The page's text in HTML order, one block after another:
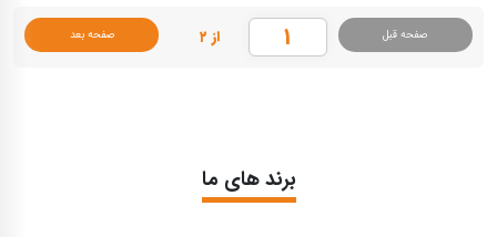
صفحه قبل از ۲ صفحه بعد
برند های ما